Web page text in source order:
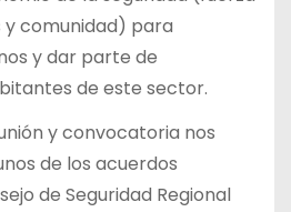
y comunidad) para
y dar parte de
de este sector.
y convocatoria nos
de los acuerdos
de Seguridad Regional